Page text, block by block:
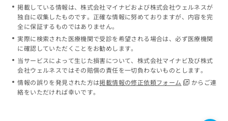
掲載している情報は、株式会社マイナビおよび株式会社ウェルネスが
独自に収集したものです。正確な情報に努めておりますが、内容を完
全に保証するものではありません。
実際に検索された医療機関で受診を希望される場合は、必ず医療機関
に確認していただくことをお勧めします。
当サービスによって生じた損害について、株式会社マイナビ及び株式
会社ウェルネスではその賠償の責任を一切負わないものとします。
情報の誤りを発見された方は掲載情報の修正依頼フォーム
からご連
絡をいただければ幸いです。